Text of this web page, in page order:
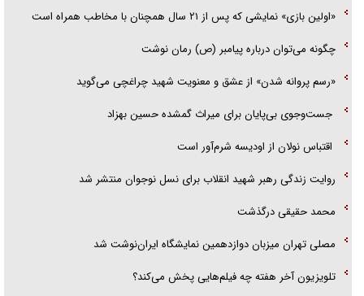
«اولین بازی» نمایشی که پس از ۲۱ سال همچنان با مخاطب همراه است
چگونه می‌توان درباره پیامبر (ص) رمان نوشت
«رسم پروانه شدن» از عشق و معنویت شهید چراغچی می‌گوید
جست‌وجوی بی‌پایان برای میراث گمشده حسین بهزاد
اقتباس نولان از اودیسه شرم‌آور است
روایت زندگی رهبر شهید انقلاب برای نسل نوجوان منتشر شد
محمد حقیقی درگذشت
مصلی تهران میزبان دوازدهمین نمایشگاه ایران‌نوشت شد
تلویزیون آخر هفته چه فیلم‌هایی پخش می‌کند؟